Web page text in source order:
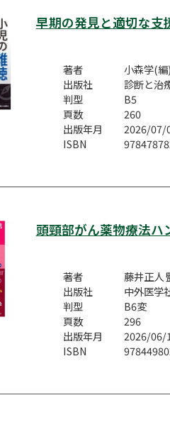
早期の発見と適切な支
著者
小森学(編)
出版社
診断と治
判型
B5
頁数
260
出版年月
2026/07/
ISBN
頭頸部がん薬物療法
著者
藤井正人
出版社
中外医学
判型
B6変
頁数
296
出版年月
2026/06/
ISBN